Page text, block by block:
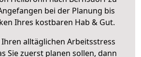
bei der Planung bis
Ihres kostbaren Hab & Gut.
alltäglichen Arbeitsstress
Sie zuerst planen sollen, dann